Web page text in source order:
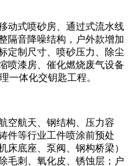
动式喷砂房、通过式流水线
隔音降噪结构，户外款增加
定制尺寸、喷砂压力、除尘
喷漆房、催化燃烧废气设备
一体化交钥匙工程。
空航天、钢结构、压力容
件等行业工件喷涂前预处
床底座、泵阀、钢构桥梁）
毛刺、氧化皮、锈蚀层；户